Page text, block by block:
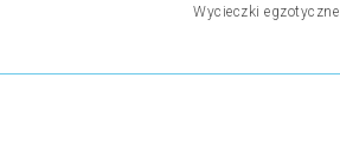
Wycieczki egzotyczne